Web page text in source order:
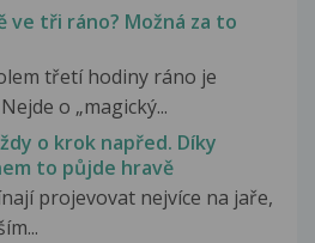
ve tři ráno? Možná za to
třetí hodiny ráno je
o „magický...
o krok napřed. Díky
to půjde hravě
projevovat nejvíce na jaře,